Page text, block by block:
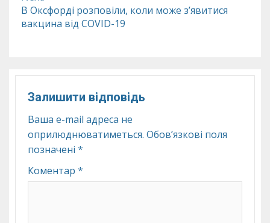
В Оксфорді розповіли, коли може з’явитися
вакцина від COVID-19
Залишити відповідь
Ваша e-mail адреса не
оприлюднюватиметься. Обов’язкові поля
позначені *
Коментар *